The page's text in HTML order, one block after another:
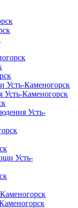
Усть-Каменогорск
Усть-Каменогорск
Усть-
Усть-